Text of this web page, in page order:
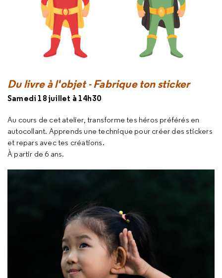
Du livre à l'objet - Fabrique ton sticker
Samedi 18 juillet à 14h30
Au cours de cet atelier, transforme tes héros préférés en
autocollant. Apprends une technique pour créer des stickers
et repars avec tes créations.
À partir de 6 ans.